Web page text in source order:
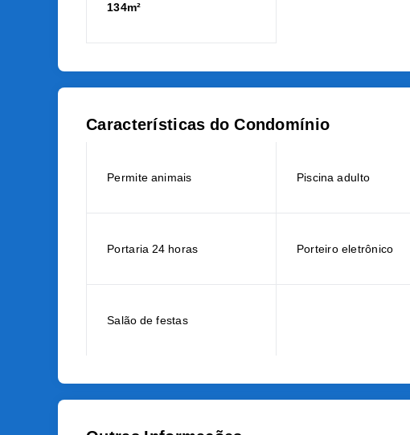
134m²
Características do Condomínio
Permite animais Piscina adulto
Portaria 24 horas Porteiro eletrônico
Salão de festas